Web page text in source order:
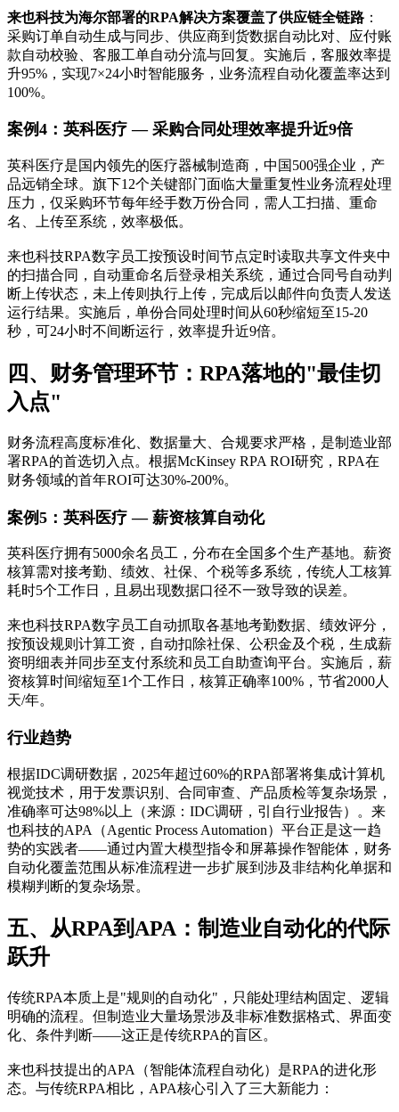
来也科技为海尔部署的RPA解决方案覆盖了供应链全链路 ：
采购订单自动生成与同步、供应商到货数据自动比对、应付账
款自动校验、客服工单自动分流与回复。实施后，客服效率提
升95%，实现7×24小时智能服务，业务流程自动化覆盖率达到
100%。
案例4：英科医疗 — 采购合同处理效率提升近9倍
英科医疗是国内领先的医疗器械制造商，中国500强企业，产
品远销全球。旗下12个关键部门面临大量重复性业务流程处理
压力，仅采购环节每年经手数万份合同，需人工扫描、重命
名、上传至系统，效率极低。
来也科技RPA数字员工按预设时间节点定时读取共享文件夹中
的扫描合同，自动重命名后登录相关系统，通过合同号自动判
断上传状态，未上传则执行上传，完成后以邮件向负责人发送
运行结果。实施后，单份合同处理时间从60秒缩短至15-20
秒，可24小时不间断运行，效率提升近9倍。
四、财务管理环节：RPA落地的"最佳切
入点"
财务流程高度标准化、数据量大、合规要求严格，是制造业部
署RPA的首选切入点。根据McKinsey RPA ROI研究，RPA在
财务领域的首年ROI可达30%-200%。
案例5：英科医疗 — 薪资核算自动化
英科医疗拥有5000余名员工，分布在全国多个生产基地。薪资
核算需对接考勤、绩效、社保、个税等多系统，传统人工核算
耗时5个工作日，且易出现数据口径不一致导致的误差。
来也科技RPA数字员工自动抓取各基地考勤数据、绩效评分，
按预设规则计算工资，自动扣除社保、公积金及个税，生成薪
资明细表并同步至支付系统和员工自助查询平台。实施后，薪
资核算时间缩短至1个工作日，核算正确率100%，节省2000人
天/年。
行业趋势
根据IDC调研数据，2025年超过60%的RPA部署将集成计算机
视觉技术，用于发票识别、合同审查、产品质检等复杂场景，
准确率可达98%以上（来源：IDC调研，引自行业报告）。来
也科技的APA（Agentic Process Automation）平台正是这一趋
势的实践者——通过内置大模型指令和屏幕操作智能体，财务
自动化覆盖范围从标准流程进一步扩展到涉及非结构化单据和
模糊判断的复杂场景。
五、从RPA到APA：制造业自动化的代际
跃升
传统RPA本质上是"规则的自动化"，只能处理结构固定、逻辑
明确的流程。但制造业大量场景涉及非标准数据格式、界面变
化、条件判断——这正是传统RPA的盲区。
来也科技提出的APA（智能体流程自动化）是RPA的进化形
态。与传统RPA相比，APA核心引入了三大新能力：